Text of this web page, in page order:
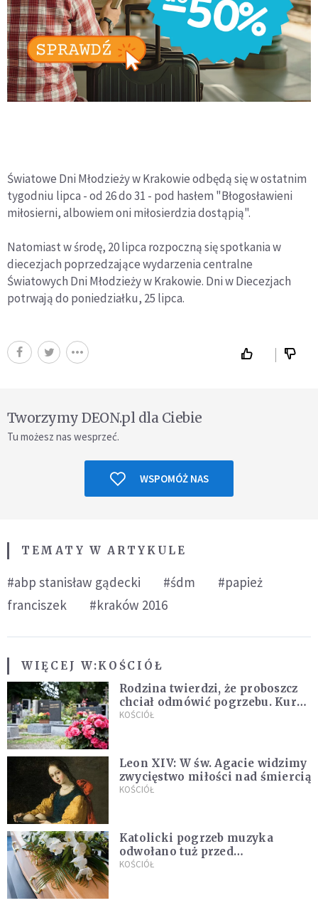
Światowe Dni Młodzieży w Krakowie odbędą się w ostatnim
tygodniu lipca - od 26 do 31 - pod hasłem "Błogosławieni
miłosierni, albowiem oni miłosierdzia dostąpią".
Natomiast w środę, 20 lipca rozpoczną się spotkania w
diecezjach poprzedzające wydarzenia centralne
Światowych Dni Młodzieży w Krakowie. Dni w Diecezjach
potrwają do poniedziałku, 25 lipca.
Tworzymy DEON.pl dla Ciebie
Tu możesz nas wesprzeć.
WSPOMÓŻ NAS
TEMATY W ARTYKULE
#abp stanisław gądecki #śdm
#papież
franciszek
#kraków 2016
WIĘCEJ W:KOŚCIÓŁ
Rodzina twierdzi, że proboszcz
chciał odmówić pogrzebu. Kuria
zapowiada wyjaśnienia
KOŚCIÓŁ
Leon XIV: W św. Agacie widzimy
zwycięstwo miłości nad śmiercią
KOŚCIÓŁ
Katolicki pogrzeb muzyka
odwołano tuż przed
uroczystością. Powodem była
KOŚCIÓŁ